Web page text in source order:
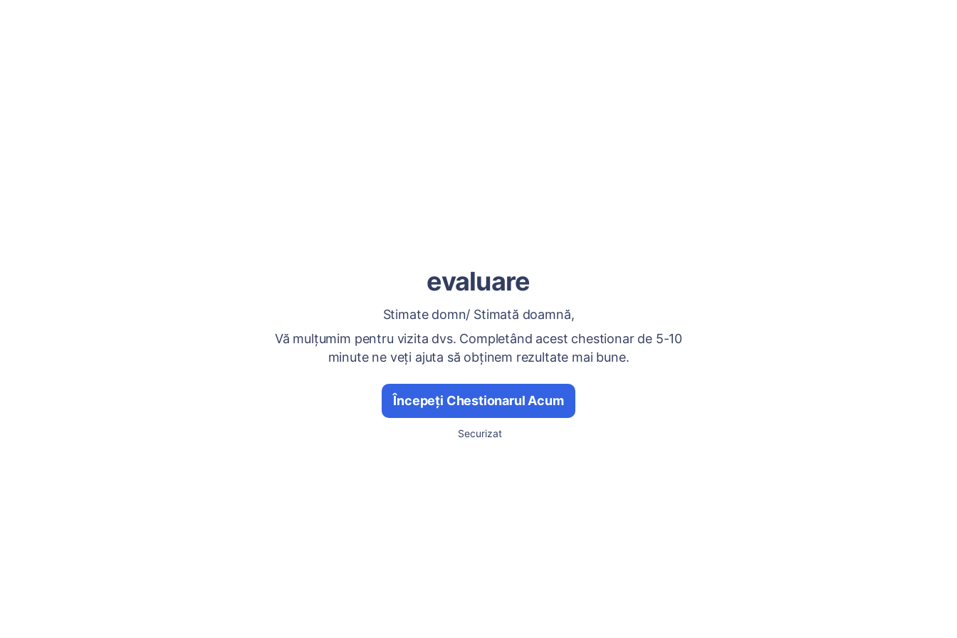
evaluare
Stimate domn/ Stimată doamnă,
Vă mulțumim pentru vizita dvs. Completând acest chestionar de 5-10
minute ne veți ajuta să obținem rezultate mai bune.
Începeți Chestionarul Acum
Securizat